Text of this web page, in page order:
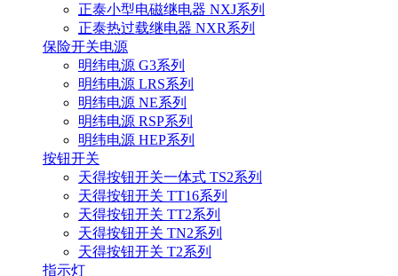
正泰小型电磁继电器 NXJ系列
正泰热过载继电器 NXR系列
保险开关电源
明纬电源 G3系列
明纬电源 LRS系列
明纬电源 NE系列
明纬电源 RSP系列
明纬电源 HEP系列
按钮开关
天得按钮开关一体式 TS2系列
天得按钮开关 TT16系列
天得按钮开关 TT2系列
天得按钮开关 TN2系列
天得按钮开关 T2系列
指示灯